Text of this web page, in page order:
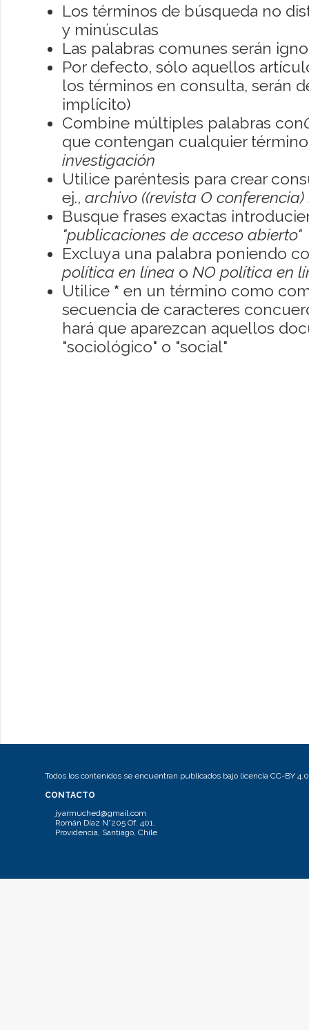
Los términos de búsqueda no
y minúsculas
Las palabras comunes serán
Por defecto, sólo aquellos
los términos en consulta, serán
implícito)
Combine múltiples palabras con
que contengan cualquier
investigación
Utilice paréntesis para crear
ej., archivo ((revista O conferencia)
Busque frases exactas
"publicaciones de acceso abierto"
Excluya una palabra poniendo
política en línea o NO política en
Utilice * en un término como
secuencia de caracteres
hará que aparezcan aquellos
"sociológico" o "social"
Todos los contenidos se encuentran publicados bajo licencia CC-BY 4.0
CONTACTO
jyarmuched@gmail.com
Román Díaz N°205 Of. 401.
Providencia, Santiago, Chile